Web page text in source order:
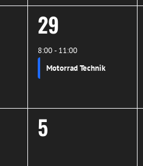
1
Veranstaltung,
29
8:00- 11:00
Motorrad Technik
0
5